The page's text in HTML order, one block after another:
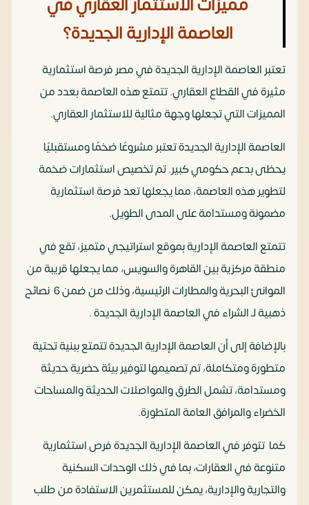
مميزات الاستثمار العقاري في
العاصمة الإدارية الجديدة؟
تعتبر العاصمة الإدارية الجديدة في مصر فرصة استثمارية
مثيرة في القطاع العقاري. تتمتع هذه العاصمة بعدد من
المميزات التي تجعلها وجهة مثالية للاستثمار العقاري.
العاصمة الإدارية الجديدة تعتبر مشروعًا ضخمًا ومستقبليًا
يحظى بدعم حكومي كبير. تم تخصيص استثمارات ضخمة
لتطوير هذه العاصمة، مما يجعلها تعد فرصة استثمارية
مضمونة ومستدامة على المدى الطويل.
تتمتع العاصمة الإدارية بموقع استراتيجي متميز، تقع في
منطقة مركزية بين القاهرة والسويس، مما يجعلها قريبة من
الموانئ البحرية والمطارات الرئيسية، وذلك من ضمن 6 نصائح
ذهبية لـ الشراء في العاصمة الإدارية الجديدة .
بالإضافة إلى أن العاصمة الإدارية الجديدة تتمتع ببنية تحتية
متطورة ومتكاملة، تم تصميمها لتوفير بيئة حضرية حديثة
ومستدامة، تشمل الطرق والمواصلات الحديثة والمساحات
الخضراء والمرافق العامة المتطورة.
كما تتوفر في العاصمة الإدارية الجديدة فرص استثمارية
متنوعة في العقارات، بما في ذلك الوحدات السكنية
والتجارية والإدارية، يمكن للمستثمرين الاستفادة من طلب